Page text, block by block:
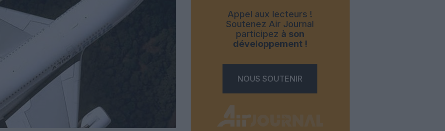
Appel aux lecteurs !
Soutenez Air Journal
participez à son
développement !
NOUS SOUTENIR